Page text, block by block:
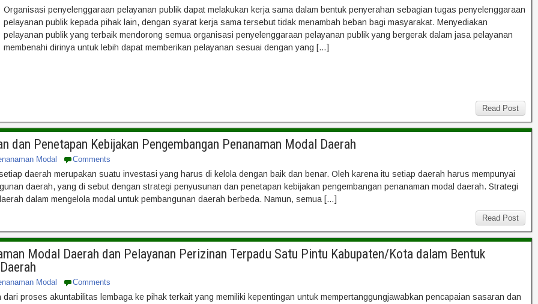
Organisasi penyelenggaraan pelayanan publik dapat melakukan kerja sama dalam bentuk penyerahan sebagian tugas penyelenggaraan
pelayanan publik kepada pihak lain, dengan syarat kerja sama tersebut tidak menambah beban bagi masyarakat. Menyediakan
pelayanan publik yang terbaik mendorong semua organisasi penyelenggaraan pelayanan publik yang bergerak dalam jasa pelayanan
membenahi dirinya untuk lebih dapat memberikan pelayanan sesuai dengan yang […]
Read Post
dan Penetapan Kebijakan Pengembangan Penanaman Modal Daerah
Modal Comments
daerah merupakan suatu investasi yang harus di kelola dengan baik dan benar. Oleh karena itu setiap daerah harus mempunyai
daerah, yang di sebut dengan strategi penyusunan dan penetapan kebijakan pengembangan penanaman modal daerah. Strategi
dalam mengelola modal untuk pembangunan daerah berbeda. Namun, semua […]
Read Post
Modal Daerah dan Pelayanan Perizinan Terpadu Satu Pintu Kabupaten/Kota dalam Bentuk
Modal Comments
dari proses akuntabilitas lembaga ke pihak terkait yang memiliki kepentingan untuk mempertanggungjawabkan pencapaian sasaran dan